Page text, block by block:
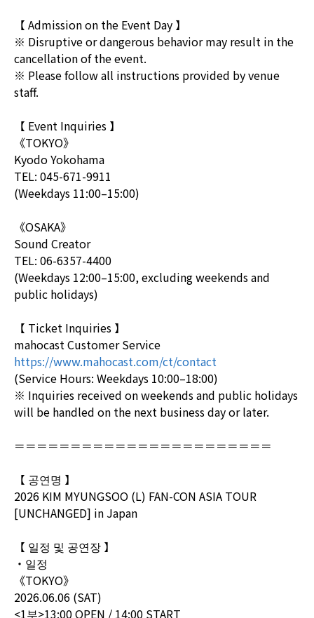
【 Admission on the Event Day 】
※ Disruptive or dangerous behavior may result in the
cancellation of the event.
※ Please follow all instructions provided by venue
staff.
【 Event Inquiries 】
《TOKYO》
Kyodo Yokohama
TEL: 045-671-9911
(Weekdays 11:00–15:00)
《OSAKA》
Sound Creator
TEL: 06-6357-4400
(Weekdays 12:00–15:00, excluding weekends and
public holidays)
【 Ticket Inquiries 】
mahocast Customer Service
https://www.mahocast.com/ct/contact
(Service Hours: Weekdays 10:00–18:00)
※ Inquiries received on weekends and public holidays
will be handled on the next business day or later.
＝＝＝＝＝＝＝＝＝＝＝＝＝＝＝＝＝＝＝＝＝＝＝
【 공연명 】
2026 KIM MYUNGSOO (L) FAN-CON ASIA TOUR
[UNCHANGED] in Japan
【 일정 및 공연장 】
・일정
《TOKYO》
2026.06.06 (SAT)
<1부>13:00 OPEN / 14:00 START